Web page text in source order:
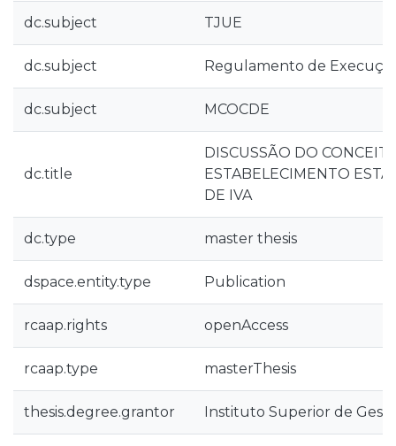
dc.subject TJUE
dc.subject Regulamento de Execução
dc.subject MCOCDE
dc.title
DISCUSSÃO DO
ESTABELECIMENTO
DE IVA
dc.type master thesis
dspace.entity.type Publication
rcaap.rights openAccess
rcaap.type masterThesis
thesis.degree.grantor Instituto Superior de